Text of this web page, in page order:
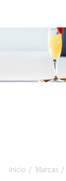
Inicio Marcas